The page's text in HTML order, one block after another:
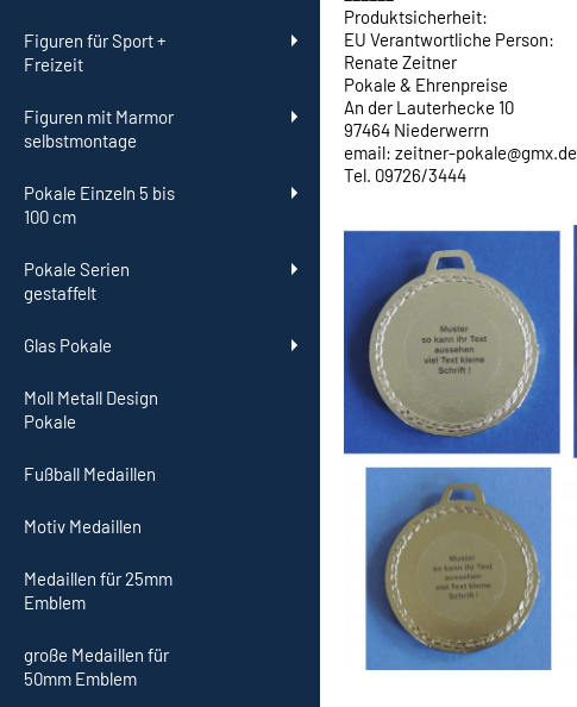
Figuren für Sport +
Freizeit
Figuren mit Marmor
selbstmontage
Pokale Einzeln 5 bis
100 cm
Pokale Serien
gestaffelt
Glas Pokale
Moll Metall Design
Pokale
Fußball Medaillen
Motiv Medaillen
Medaillen für 25mm
Emblem
große Medaillen für
50mm Emblem
Produktsicherheit:
EU Verantwortliche Person:
Renate Zeitner
Pokale & Ehrenpreise
An der Lauterhecke 10
97464 Niederwerrn
email: zeitner-pokale@gmx.de
Tel. 09726/3444